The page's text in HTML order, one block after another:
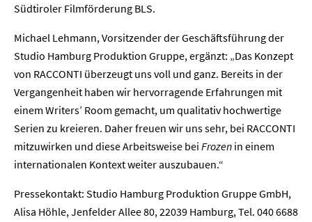
Südtiroler Filmförderung BLS.
Michael Lehmann, Vorsitzender der Geschäftsführung der
Studio Hamburg Produktion Gruppe, ergänzt: „Das Konzept
von RACCONTI überzeugt uns voll und ganz. Bereits in der
Vergangenheit haben wir hervorragende Erfahrungen mit
einem Writers’ Room gemacht, um qualitativ hochwertige
Serien zu kreieren. Daher freuen wir uns sehr, bei RACCONTI
mitzuwirken und diese Arbeitsweise bei Frozen in einem
internationalen Kontext weiter auszubauen.“
Pressekontakt: Studio Hamburg Produktion Gruppe GmbH,
Alisa Höhle, Jenfelder Allee 80, 22039 Hamburg, Tel. 040 6688
Kontakt
Newsletter Datenschutz Impressum